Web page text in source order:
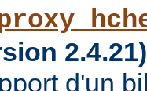
2.4.21)
d'un